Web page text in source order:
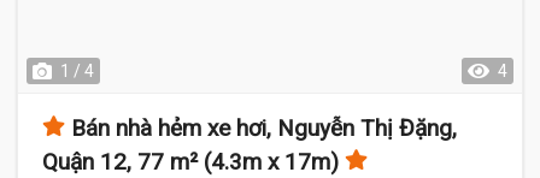
1 / 4 4
Bán nhà hẻm xe hơi, Nguyễn Thị Đặng,
Quận 12, 77 m² (4.3m x 17m)